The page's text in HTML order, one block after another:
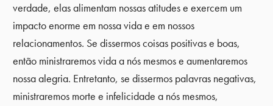
verdade, elas alimentam nossas atitudes e exercem um
impacto enorme em nossa vida e em nossos
relacionamentos. Se dissermos coisas positivas e boas,
então ministraremos vida a nós mesmos e aumentaremos
nossa alegria. Entretanto, se dissermos palavras negativas,
ministraremos morte e infelicidade a nós mesmos,